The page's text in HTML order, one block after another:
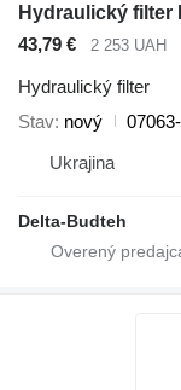
43,79 € 2 253 UAH
Hydraulický filter
Stav nový
Ukrajina
Delta-Budteh